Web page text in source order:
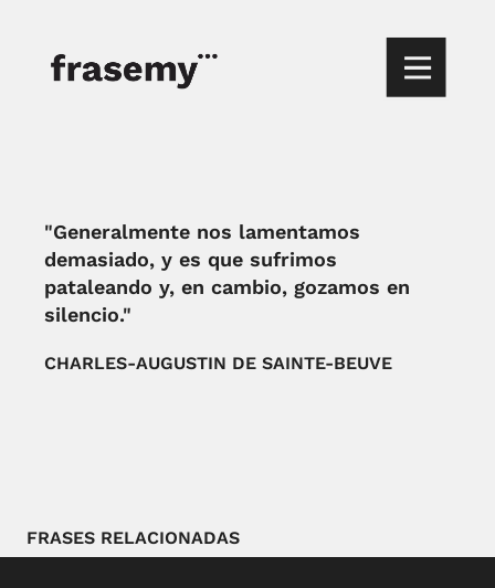
"Generalmente nos lamentamos
demasiado, y es que sufrimos
pataleando y, en cambio, gozamos en
silencio."
CHARLES-AUGUSTIN DE SAINTE-BEUVE
FRASES RELACIONADAS